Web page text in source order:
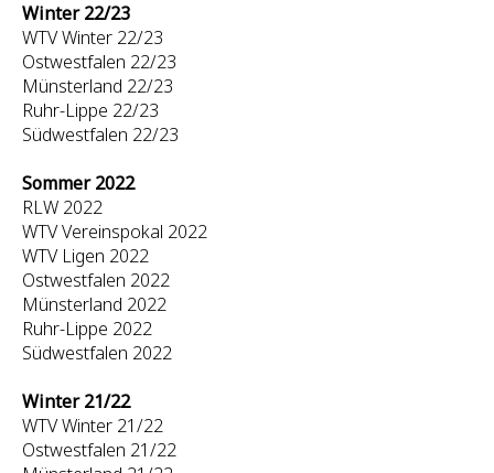
Winter 22/23
WTV Winter 22/23
Ostwestfalen 22/23
Münsterland 22/23
Ruhr-Lippe 22/23
Südwestfalen 22/23
Sommer 2022
RLW 2022
WTV Vereinspokal 2022
WTV Ligen 2022
Ostwestfalen 2022
Münsterland 2022
Ruhr-Lippe 2022
Südwestfalen 2022
Winter 21/22
WTV Winter 21/22
Ostwestfalen 21/22